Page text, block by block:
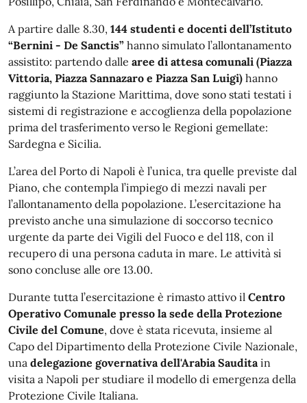
A partire dalle 8.30, 144 studenti e docenti dell’Istituto
“Bernini - De Sanctis” hanno simulato l’allontanamento
assistito: partendo dalle aree di attesa comunali (Piazza
Vittoria, Piazza Sannazaro e Piazza San Luigi) hanno
raggiunto la Stazione Marittima, dove sono stati testati i
sistemi di registrazione e accoglienza della popolazione
prima del trasferimento verso le Regioni gemellate:
Sardegna e Sicilia.
L’area del Porto di Napoli è l’unica, tra quelle previste dal
Piano, che contempla l’impiego di mezzi navali per
l’allontanamento della popolazione. L’esercitazione ha
previsto anche una simulazione di soccorso tecnico
urgente da parte dei Vigili del Fuoco e del 118, con il
recupero di una persona caduta in mare. Le attività si
sono concluse alle ore 13.00.
Durante tutta l’esercitazione è rimasto attivo il Centro
Operativo Comunale presso la sede della Protezione
Civile del Comune, dove è stata ricevuta, insieme al
Capo del Dipartimento della Protezione Civile Nazionale,
una delegazione governativa dell'Arabia Saudita in
visita a Napoli per studiare il modello di emergenza della
Protezione Civile Italiana.